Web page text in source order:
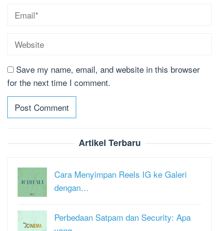
Save my name, email, and website in this browser
for the next time I comment.
Artikel Terbaru
Cara Menyimpan Reels IG ke Galeri
dengan…
Perbedaan Satpam dan Security: Apa